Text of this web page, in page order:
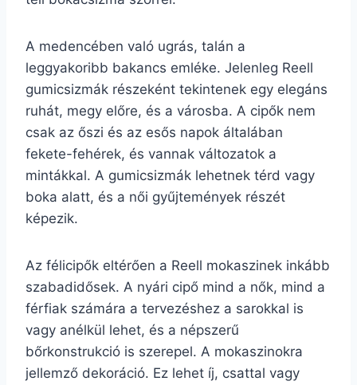
A medencében való ugrás, talán a
leggyakoribb bakancs emléke. Jelenleg Reell
gumicsizmák részeként tekintenek egy elegáns
ruhát, megy előre, és a városba. A cipők nem
csak az őszi és az esős napok általában
fekete-fehérek, és vannak változatok a
mintákkal. A gumicsizmák lehetnek térd vagy
boka alatt, és a női gyűjtemények részét
képezik.
Az félicipők eltérően a Reell mokaszinek inkább
szabadidősek. A nyári cipő mind a nők, mind a
férfiak számára a tervezéshez a sarokkal is
vagy anélkül lehet, és a népszerű
bőrkonstrukció is szerepel. A mokaszinokra
jellemző dekoráció. Ez lehet íj, csattal vagy